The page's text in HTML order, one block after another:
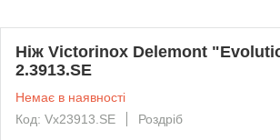
Ніж Victorinox Delemont
2.3913.SE
Немає в наявності
Код: Vx23913.SE
Роздріб